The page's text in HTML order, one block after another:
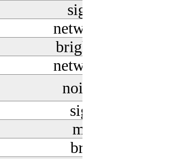
signal_wifi_bad
network_wifi_2_bar
brightness_medium
network_wifi_1_bar
noise_control_off
signal_wifi_off
mode_standby
brightness_low